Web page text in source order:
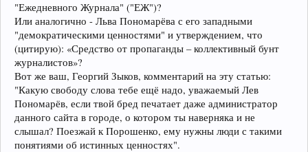
"Ежедневного Журнала" ("ЕЖ")?
Или аналогично - Льва Пономарёва с его западными
"демократическими ценностями" и утверждением, что
(цитирую): «Средство от пропаганды – коллективный бунт
журналистов»?
Вот же ваш, Георгий Зыков, комментарий на эту статью:
"Какую свободу слова тебе ещё надо, уважаемый Лев
Пономарёв, если твой бред печатает даже администратор
данного сайта в городе, о котором ты наверняка и не
слышал? Поезжай к Порошенко, ему нужны люди с такими
понятиями об истинных ценностях".